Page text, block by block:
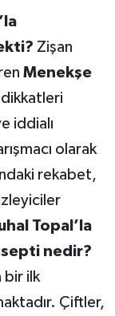
Zişan
Menekşe
iddialı
olarak
rekabet,
Topal’la
nedir?
bir ilk
Çiftler,